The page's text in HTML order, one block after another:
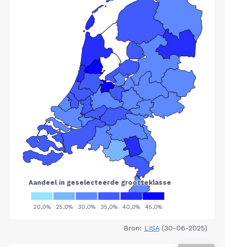
Bron: LISA(30-06-2025)